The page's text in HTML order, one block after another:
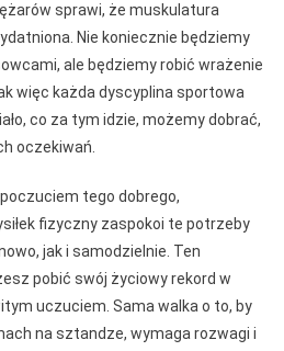
sprawi, że muskulatura
Nie koniecznie będziemy
ale będziemy robić wrażenie
więc każda dyscyplina sportowa
co za tym idzie, możemy dobrać,
oczekiwań.
tego dobrego,
fizyczny zaspokoi te potrzeby
jak i samodzielnie. Ten
pobić swój życiowy rekord w
uczuciem. Sama walka o to, by
na sztandze, wymaga rozwagi i